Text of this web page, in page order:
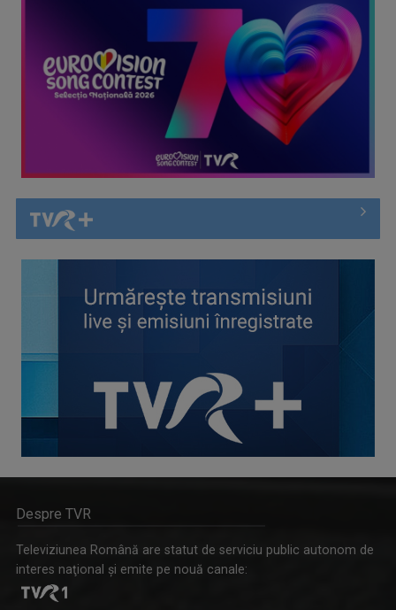
Despre TVR
Televiziunea Română are statut de serviciu public autonom de
interes naţional şi emite pe nouă canale: